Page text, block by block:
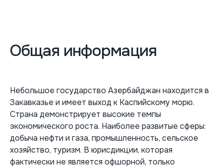
Общая информация
Небольшое государство Азербайджан находится в
Закавказье и имеет выход к Каспийскому морю.
Страна демонстрирует высокие темпы
экономического роста. Наиболее развитые сферы:
добыча нефти и газа, промышленность, сельское
хозяйство, туризм. В юрисдикции, которая
фактически не является офшорной, только